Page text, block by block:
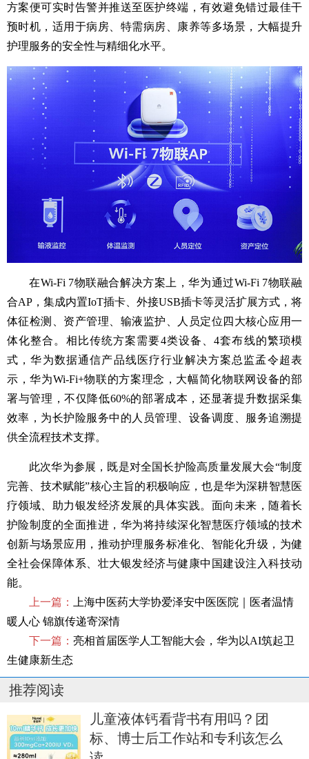
方案便可实时告警并推送至医护终端，有效避免错过最佳干
预时机，适用于病房、特需病房、康养等多场景，大幅提升
护理服务的安全性与精细化水平。
在Wi-Fi 7物联融合解决方案上，华为通过Wi-Fi 7物联融
合AP，集成内置IoT插卡、外接USB插卡等灵活扩展方式，将
体征检测、资产管理、输液监护、人员定位四大核心应用一
体化整合。相比传统方案需要4类设备、4套布线的繁琐模
式，华为数据通信产品线医疗行业解决方案总监孟令超表
示，华为Wi-Fi+物联的方案理念，大幅简化物联网设备的部
署与管理，不仅降低60%的部署成本，还显著提升数据采集
效率，为长护险服务中的人员管理、设备调度、服务追溯提
供全流程技术支撑。
此次华为参展，既是对全国长护险高质量发展大会“制度
完善、技术赋能”核心主旨的积极响应，也是华为深耕智慧医
疗领域、助力银发经济发展的具体实践。面向未来，随着长
护险制度的全面推进，华为将持续深化智慧医疗领域的技术
创新与场景应用，推动护理服务标准化、智能化升级，为健
全社会保障体系、壮大银发经济与健康中国建设注入科技动
能。
上一篇：
上海中医药大学协爱泽安中医医院｜医者温情
暖人心 锦旗传递寄深情
下一篇： 亮相首届医学人工智能大会，华为以AI筑起卫
生健康新生态
推荐阅读
儿童液体钙看背书有用吗？团
标、博士后工作站和专利该怎么